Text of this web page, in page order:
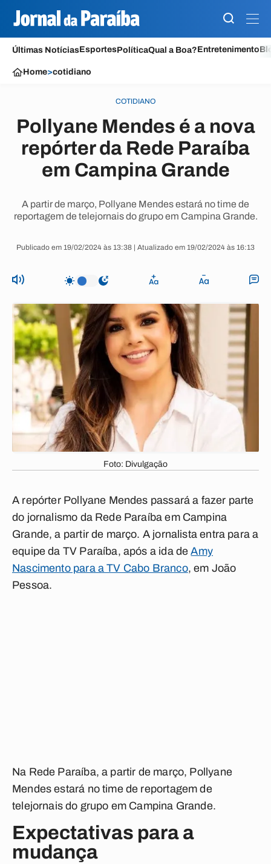
Últimas NotíciasEsportesPolíticaQual a Boa?Entretenimento
Home>cotidiano
COTIDIANO
Pollyane Mendes é a nova
repórter da Rede Paraíba
em Campina Grande
A partir de março, Pollyane Mendes estará no time de
reportagem de telejornais do grupo em Campina Grande.
Publicado em 19/02/2024 às 13:38 | Atualizado em 19/02/2024 às 16:13
Foto: Divulgação
A repórter Pollyane Mendes passará a fazer parte
do jornalismo da Rede Paraíba em Campina
Grande, a partir de março. A jornalista entra para a
equipe da TV Paraíba, após a ida deAmy
Nascimento para a TV Cabo Branco, em João
Pessoa.
Na Rede Paraíba, a partir de março, Pollyane
Mendes estará no time de reportagem de
telejornais do grupo em Campina Grande.
Expectativas para a
mudança